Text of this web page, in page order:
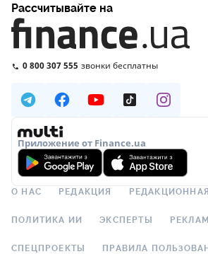
Рассчитывайте на
0 800 307 555 звонки бесплатны
Приложение от Finance.ua
О НАС РЕДАКЦИЯ
ПОЛИТИКА ИИ ЭКСПЕРТЫ
СПЕЦПРОЕКТЫ ПРАВИЛА